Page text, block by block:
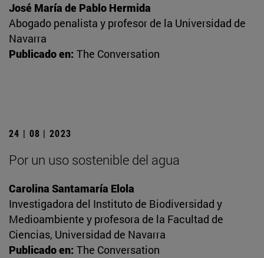
José María de Pablo Hermida
Abogado penalista y profesor de la Universidad de
Navarra
Publicado en: The Conversation
24 | 08 | 2023
Por un uso sostenible del agua
Carolina Santamaría Elola
Investigadora del Instituto de Biodiversidad y
Medioambiente y profesora de la Facultad de
Ciencias, Universidad de Navarra
Publicado en: The Conversation